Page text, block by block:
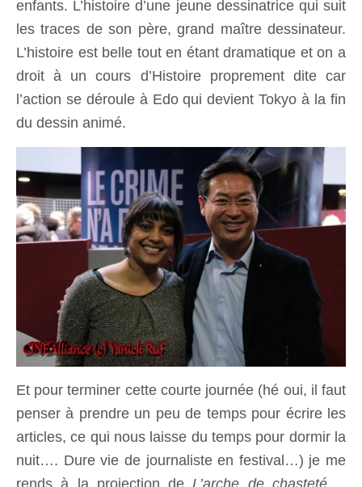
enfants. L’histoire d’une jeune dessinatrice qui suit
les traces de son père, grand maître dessinateur.
L’histoire est belle tout en étant dramatique et on a
droit à un cours d’Histoire proprement dite car
l’action se déroule à Edo qui devient Tokyo à la fin
du dessin animé.
Et pour terminer cette courte journée (hé oui, il faut
penser à prendre un peu de temps pour écrire les
articles, ce qui nous laisse du temps pour dormir la
nuit…. Dure vie de journaliste en festival…) je me
rends à la projection de L’arche de chasteté